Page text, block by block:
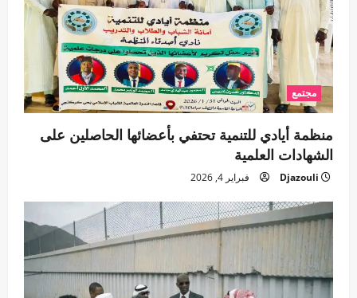
مجتمع
منظمة أيادي للتنمية تحتفي بأعضائها الحاصلين على
الشهادات العلمية
Djazouli فبراير 4, 2026